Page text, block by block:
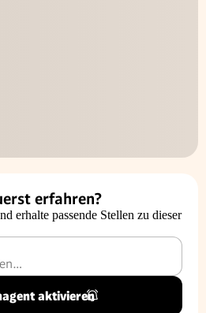
erfahren?
erhalte passende Stellen zu dieser
aktivieren